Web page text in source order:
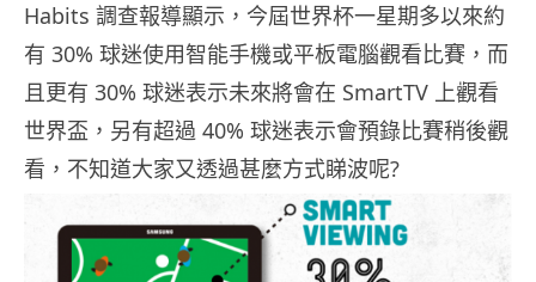
Habits 調查報導顯示，今屆世界杯一星期多以來約
有 30% 球迷使用智能手機或平板電腦觀看比賽，而
且更有 30% 球迷表示未來將會在 SmartTV 上觀看
世界盃， 另有超過 40% 球迷表示會預錄比賽稍後觀
看，不知道大家又透過甚麼方式睇波呢?